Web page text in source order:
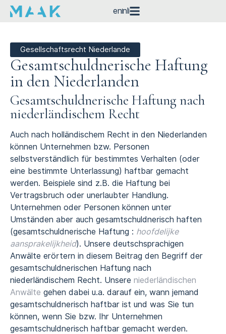
ennl
Gesellschaftsrecht Niederlande
Gesamt­schuldnerische Haftung
in den Niederlanden
Gesamtschuldnerische Haftung nach
niederländischem Recht
Auch nach holländischem Recht in den Niederlanden
können Unternehmen bzw. Personen
selbstverständlich für bestimmtes Verhalten (oder
eine bestimmte Unterlassung) haftbar gemacht
werden. Beispiele sind z.B. die Haftung bei
Vertragsbruch oder unerlaubter Handlung.
Unternehmen oder Personen können unter
Umständen aber auch gesamtschuldnerisch haften
(gesamtschuldnerische Haftung : hoofdelijke
aansprakelijkheid). Unsere deutschsprachigen
Anwälte erörtern in diesem Beitrag den Begriff der
gesamtschuldnerischen Haftung nach
niederländischem Recht. Unsere niederländischen
Anwälte gehen dabei u.a. darauf ein, wann jemand
gesamtschuldnerisch haftbar ist und was Sie tun
können, wenn Sie bzw. Ihr Unternehmen
gesamtschuldnerisch haftbar gemacht werden.